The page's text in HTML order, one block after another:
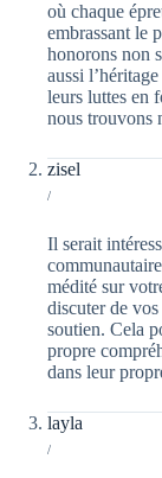
où chaque
embrassant le
honorons non
aussi
leurs luttes en
nous trouvons
zisel
/
Il serait
médité sur
discuter de
soutien. Cela
propre
dans leur
layla
/